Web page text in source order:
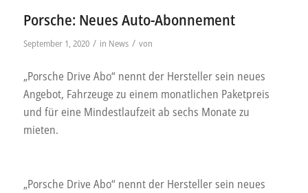
Porsche: Neues Auto-Abonnement
September 1, 2020 / in News / von
„Porsche Drive Abo“ nennt der Hersteller sein neues
Angebot, Fahrzeuge zu einem monatlichen Paketpreis
und für eine Mindestlaufzeit ab sechs Monate zu
mieten.
„Porsche Drive Abo“ nennt der Hersteller sein neues